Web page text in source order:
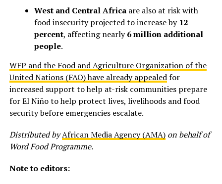
West and Central Africaare also at risk with
food insecurity projected to increase by 12
percent, affecting nearly6 million additional
people.
WFP and the Food and Agriculture Organization of the
United Nations (FAO) have already appealedfor
increased support to help at-risk communities prepare
for El Niño to help protect lives, livelihoods and food
security before emergencies escalate.
Distributed byAfrican Media Agency (AMA)on behalf of
Word Food Programme.
Note to editors: